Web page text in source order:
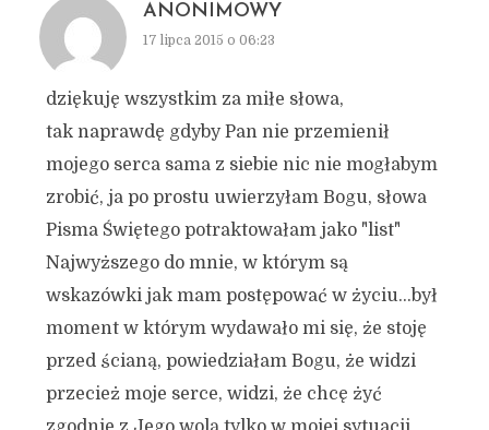
ANONIMOWY
17 lipca 2015 o 06:23
dziękuję wszystkim za miłe słowa,
tak naprawdę gdyby Pan nie przemienił
mojego serca sama z siebie nic nie mogłabym
zrobić, ja po prostu uwierzyłam Bogu, słowa
Pisma Świętego potraktowałam jako "list"
Najwyższego do mnie, w którym są
wskazówki jak mam postępować w życiu…był
moment w którym wydawało mi się, że stoję
przed ścianą, powiedziałam Bogu, że widzi
przecież moje serce, widzi, że chcę żyć